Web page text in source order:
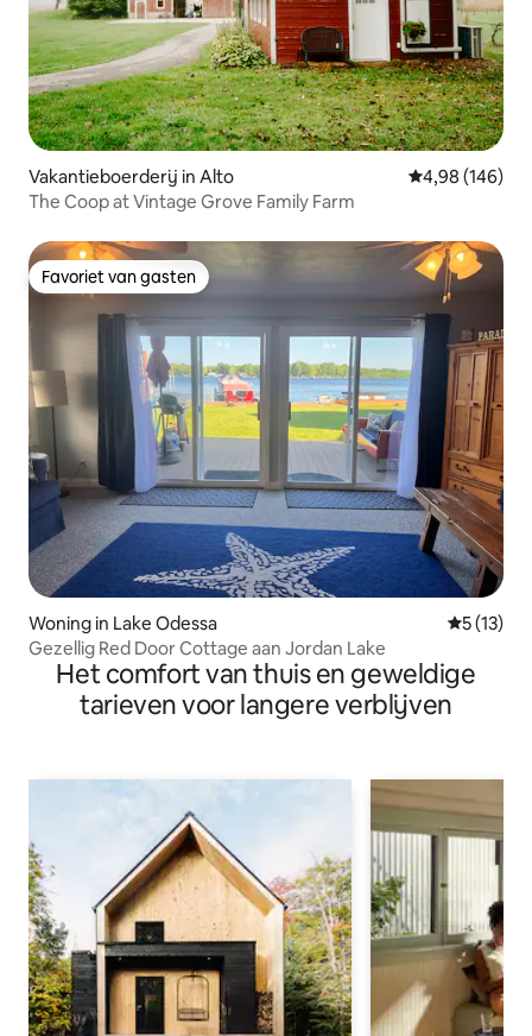
Vakantieboerderij in Alto Gemiddelde
4,98 (146)
The Coop at Vintage Grove Family Farm
Favoriet van gasten
Favoriet van gasten
Woning in Lake Odessa
5 (13)
Gezellig Red Door Cottage aan Jordan Lake
Het comfort van thuis en geweldige
tarieven voor langere verblijven